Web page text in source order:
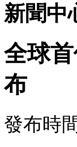
新聞中
全球
布
發布時